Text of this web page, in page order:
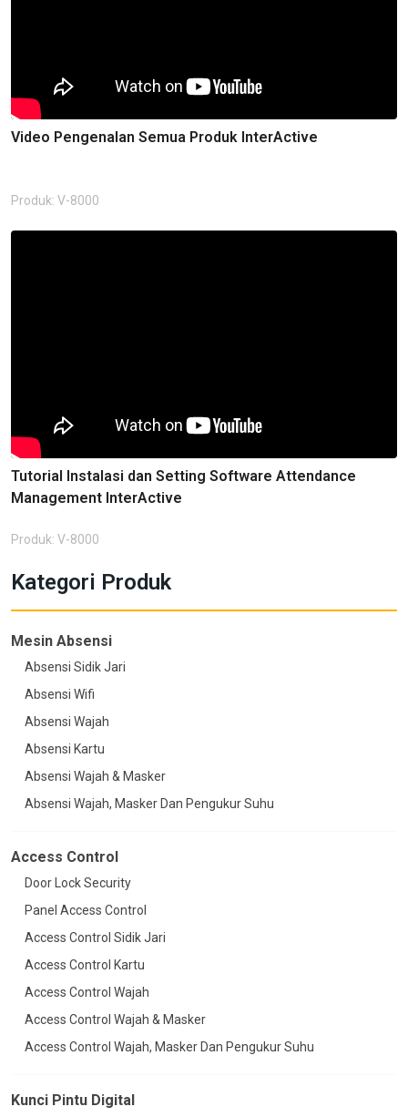
Video Pengenalan Semua Produk InterActive
Produk: V-8000
Tutorial Instalasi dan Setting Software Attendance
Management InterActive
Produk: V-8000
Kategori Produk
Mesin Absensi
Absensi Sidik Jari
Absensi Wifi
Absensi Wajah
Absensi Kartu
Absensi Wajah & Masker
Absensi Wajah, Masker Dan Pengukur Suhu
Access Control
Door Lock Security
Panel Access Control
Access Control Sidik Jari
Access Control Kartu
Access Control Wajah
Access Control Wajah & Masker
Access Control Wajah, Masker Dan Pengukur Suhu
Kunci Pintu Digital